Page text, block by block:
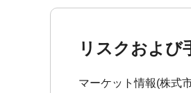
リスクおよび
マーケット情報(株式